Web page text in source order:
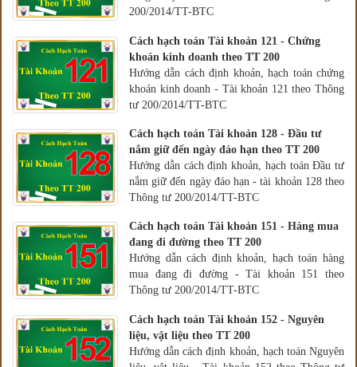
200/2014/TT-BTC
Cách hạch toán Tài khoản 121 - Chứng
khoán kinh doanh theo TT 200
Hướng dẫn cách định khoản, hạch toán chứng
khoán kinh doanh - Tài khoản 121 theo Thông
tư 200/2014/TT-BTC
Cách hạch toán Tài khoản 128 - Đầu tư
nắm giữ đến ngày đáo hạn theo TT 200
Hướng dẫn cách định khoản, hạch toán Đầu tư
nắm giữ đến ngày đáo hạn - tài khoản 128 theo
Thông tư 200/2014/TT-BTC
Cách hạch toán Tài khoản 151 - Hàng mua
đang đi đường theo TT 200
Hướng dẫn cách định khoản, hạch toán hàng
mua đang đi đường - Tài khoản 151 theo
Thông tư 200/2014/TT-BTC
Cách hạch toán Tài khoản 152 - Nguyên
liệu, vật liệu theo TT 200
Hướng dẫn cách định khoản, hạch toán Nguyên